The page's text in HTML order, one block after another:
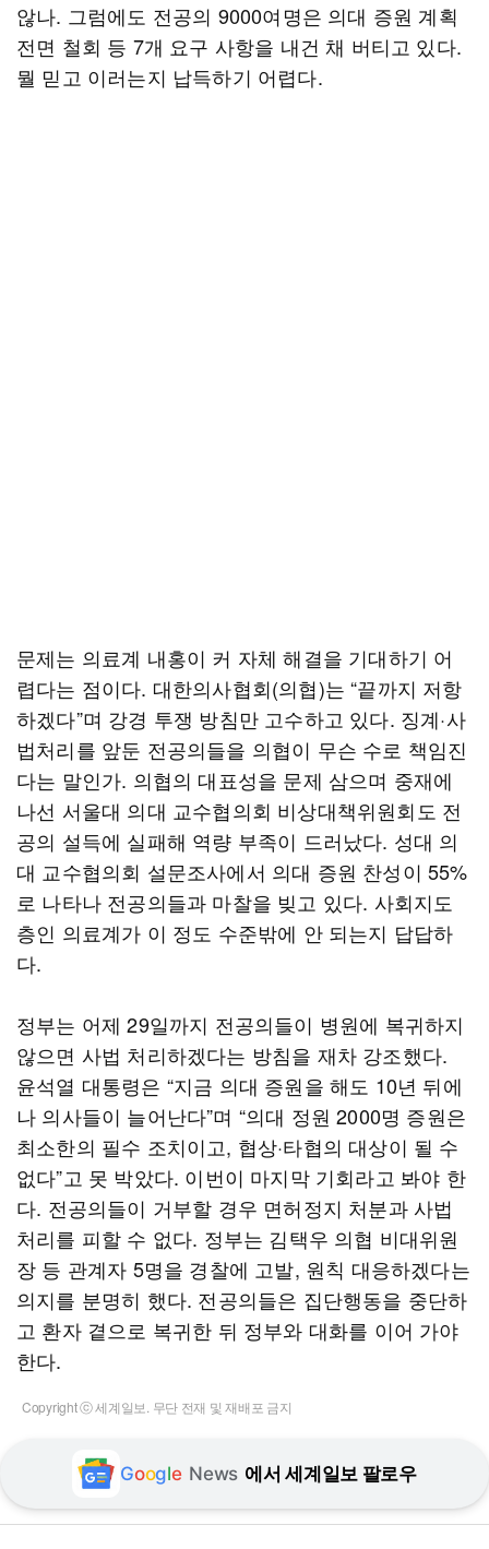
않나. 그럼에도 전공의 9000여명은 의대 증원 계획
전면 철회 등 7개 요구 사항을 내건 채 버티고 있다.
뭘 믿고 이러는지 납득하기 어렵다.
문제는 의료계 내홍이 커 자체 해결을 기대하기 어
렵다는 점이다. 대한의사협회(의협)는 “끝까지 저항
하겠다”며 강경 투쟁 방침만 고수하고 있다. 징계·사
법처리를 앞둔 전공의들을 의협이 무슨 수로 책임진
다는 말인가. 의협의 대표성을 문제 삼으며 중재에
나선 서울대 의대 교수협의회 비상대책위원회도 전
공의 설득에 실패해 역량 부족이 드러났다. 성대 의
대 교수협의회 설문조사에서 의대 증원 찬성이 55%
로 나타나 전공의들과 마찰을 빚고 있다. 사회지도
층인 의료계가 이 정도 수준밖에 안 되는지 답답하
다.
정부는 어제 29일까지 전공의들이 병원에 복귀하지
않으면 사법 처리하겠다는 방침을 재차 강조했다.
윤석열 대통령은 “지금 의대 증원을 해도 10년 뒤에
나 의사들이 늘어난다”며 “의대 정원 2000명 증원은
최소한의 필수 조치이고, 협상·타협의 대상이 될 수
없다”고 못 박았다. 이번이 마지막 기회라고 봐야 한
다. 전공의들이 거부할 경우 면허정지 처분과 사법
처리를 피할 수 없다. 정부는 김택우 의협 비대위원
장 등 관계자 5명을 경찰에 고발, 원칙 대응하겠다는
의지를 분명히 했다. 전공의들은 집단행동을 중단하
고 환자 곁으로 복귀한 뒤 정부와 대화를 이어 가야
한다.
Copyright ⓒ 세계일보. 무단 전재 및 재배포 금지
Google News 에서 세계일보 팔로우